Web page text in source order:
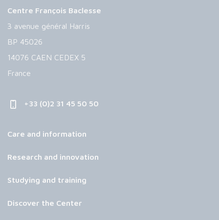
Centre François Baclesse
3 avenue général Harris
BP 45026
14076 CAEN CEDEX 5
France
+33 (0)2 31 45 50 50
Care and information
Research and innovation
Studying and training
Discover the Center